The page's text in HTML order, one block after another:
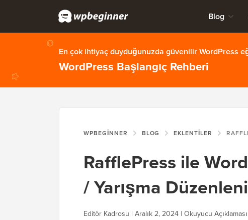
Blog
En çok ihtiyaç duyduğunuzda güvenilir WordPress
WordPress Başlangıç Rehberi
WPBEGINNER BLOG EKLENTILER RAFFLEPRESS ILE
RafflePress ile
/ Yarışma
Editör Kadrosu | Aralık 2, 2024 | Okuyucu Açıklaması